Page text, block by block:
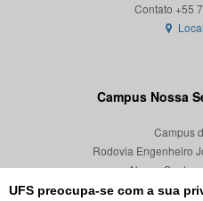
UFS preocupa-se com a sua
Campus Nossa
Campus
Rodovia Engenheiro
Nossa
CEP